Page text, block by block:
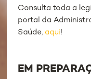
Consulta toda a
portal da
Saúde, aqui!
EM